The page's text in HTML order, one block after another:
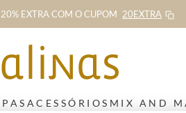
EXTRA COM O CUPOM 20EXTRA
ACESSÓRIOS MIX AND